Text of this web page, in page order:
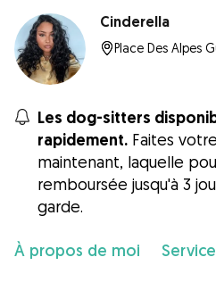
Cinderella
Les dog-sitters
rapidement. Faites
maintenant, laquelle
remboursée jusqu'à 3
garde.
À propos de moi